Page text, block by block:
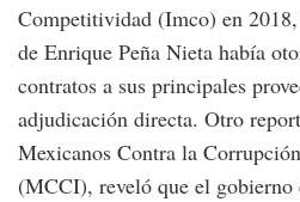
Competitividad (Imco) en
de Enrique Peña Nieta había
contratos a sus principales
adjudicación directa. Otro
Mexicanos Contra la
(MCCI), reveló que el